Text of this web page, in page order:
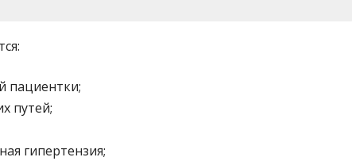
пациентки;
путей;
гипертензия;